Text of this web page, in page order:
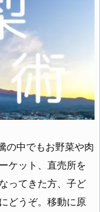
の中でもお野菜や肉
ケット、直売所を
ってきた方、子ど
どうぞ。移動に原